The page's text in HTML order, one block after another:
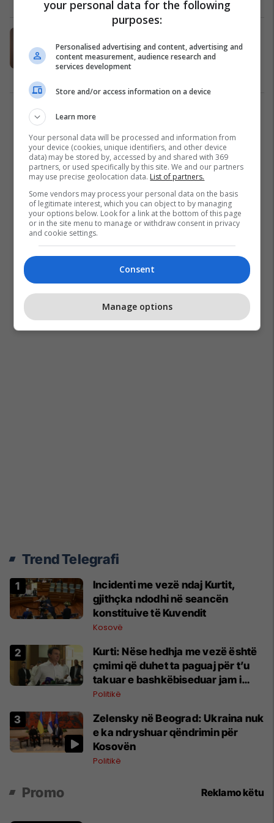
Metajt: Jam i bindur se provat do të
dëshmojnë se ka vepruar në
vetëmbrojtje
Drejtësi
Trend Telegrafi
Incidenti me vezë ndaj Kurtit,
gjithçka ndodhi në seancën
konstituive të Kuvendit
Kosovë
Kurti: Nëse hedhja me vezë është
çmimi që duhet ta paguaj për t’u
takuar e bashkëbiseduar jam i
lumtur ta bëj këtë
Politikë
Zelensky në Beograd: Ukraina nuk
e ka ndryshuar qëndrimin për
Kosovën
Politikë
Promo Reklamo këtu
your personal data for the following
purposes:
Personalised advertising and content, advertising and
content measurement, audience research and
services development
Store and/or access information on a device
Learn more
Your personal data will be processed and information from
your device (cookies, unique identifiers, and other device
data) may be stored by, accessed by and shared with 369
partners, or used specifically by this site. We and our partners
may use precise geolocation data. List of partners.
Some vendors may process your personal data on the basis
of legitimate interest, which you can object to by managing
your options below. Look for a link at the bottom of this page
or in the site menu to manage or withdraw consent in privacy
and cookie settings.
Consent
Manage options